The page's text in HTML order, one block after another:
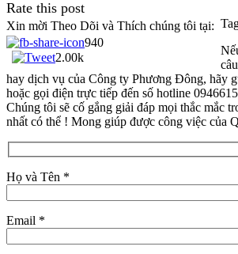
Rate this post
Xin mời Theo Dõi và Thích chúng tôi tại:
940
2.00k
hay dịch vụ của Công ty Phương Đông, hãy
hoặc gọi điện trực tiếp đến số hotline
Chúng tôi sẽ cố gắng giải đáp mọi thắc mắc
nhất có thể ! Mong giúp được công việc của
Họ và Tên *
Email *